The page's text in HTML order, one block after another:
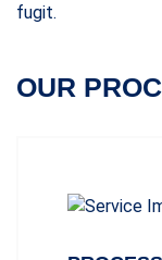
fugit.
OUR